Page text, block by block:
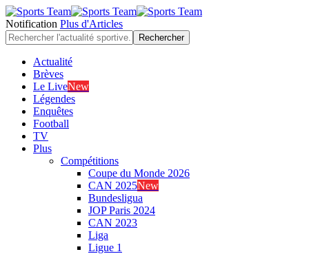
Notification Plus d'Articles
Actualité
Brèves
Le LiveNew
Légendes
Enquêtes
Football
TV
Plus
Compétitions
Coupe du Monde 2026
CAN 2025New
Bundesligua
JOP Paris 2024
CAN 2023
Liga
Ligue 1